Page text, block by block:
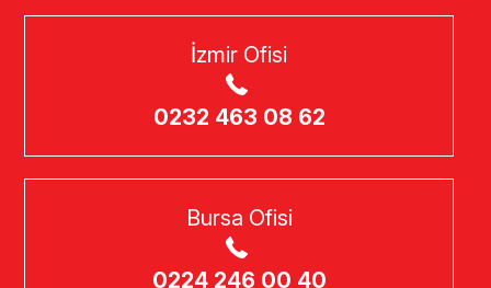
İzmir Ofisi
0232 463 08 62
Bursa Ofisi
0224 246 00 40